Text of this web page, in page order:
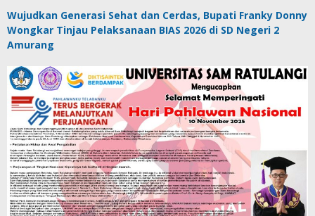
Wujudkan Generasi Sehat dan Cerdas, Bupati Franky Donny
Wongkar Tinjau Pelaksanaan BIAS 2026 di SD Negeri 2
Amurang